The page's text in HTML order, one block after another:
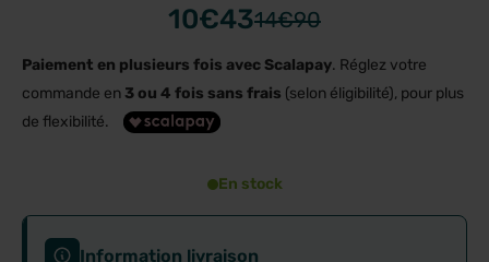
10€4314€90
Paiement en plusieurs fois avec Scalapay. Réglez votre
commande en 3 ou 4 fois sans frais (selon éligibilité), pour plus
de flexibilité.
En stock
Information livraison